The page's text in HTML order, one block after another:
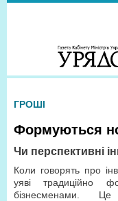
ГРОШІ
Формуються
Чи перспективні
Коли говорять про
уяві традиційно
бізнесменами.